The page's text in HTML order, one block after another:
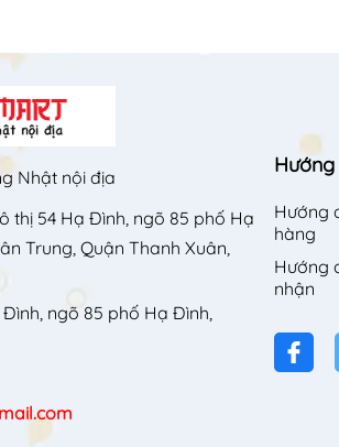
Nhật nội địa
thị 54 Hạ Đình, ngõ 85 phố Hạ
Trung, Quận Thanh Xuân,
Đình, ngõ 85 phố Hạ Đình,
Hướng
hàng
Hướng
nhận